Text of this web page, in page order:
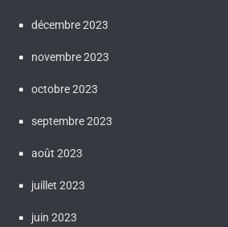
décembre 2023
novembre 2023
octobre 2023
septembre 2023
août 2023
juillet 2023
juin 2023